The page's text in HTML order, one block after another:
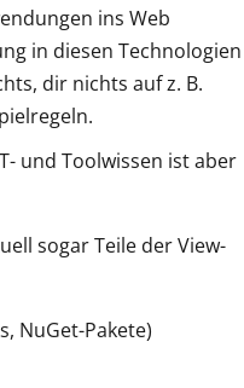
ins Web
in diesen Technologien
dir nichts auf z. B.
und Toolwissen ist aber
sogar Teile der View-
NuGet-Pakete)